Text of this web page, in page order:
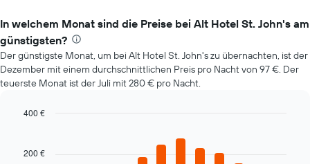
In welchem Monat sind die Preise bei Alt Hotel St. John's am
günstigsten?
Der günstigste Monat, um bei Alt Hotel St. John's zu übernachten, ist der
Dezember mit einem durchschnittlichen Preis pro Nacht von 97 €. Der
teuerste Monat ist der Juli mit 280 € pro Nacht.
with
200 €
400 €